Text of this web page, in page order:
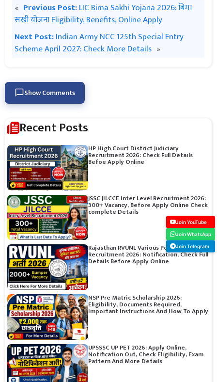
« Previous Post:LIC Bima Sakhi Yojana 2026: बिमा
सखी योजना Eligibility, Benefits, Online Apply
Next Post:Indian Army NCC 125th Special Entry
Scheme April 2027: Check More Details »
Show Comments
Recent Posts
HP High Court District Judiciary
Recruitment 2026: Check Full Details
Befoe Apply Online
JSSC JILCCE Inter Level Recruitment 2026:
300+ Vacancy, Before Apply Online Check
complete Details
Rajasthan RVUNL Various Post
Recruitment 2026: Notification, Check Full
Details Before Apply Online
NSP Pre Matric Scholarship 2026:
Eligibility, Documents Required,
Important Instructions And How To Apply
UPSSSC UP PET 2026: Apply Online,
Notification Out, Check Eligibility, Exam
Pattern And More Details
Join YouTube
Join WhatsApp
Join Telegram